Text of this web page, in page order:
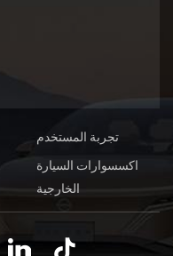
تجربة المستخدم
اكسسوارات السيارة
الخارجية